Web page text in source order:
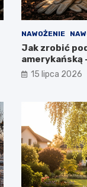
NAWOŻENIE
Jak zrobić
amerykańską
15 lipca 2026